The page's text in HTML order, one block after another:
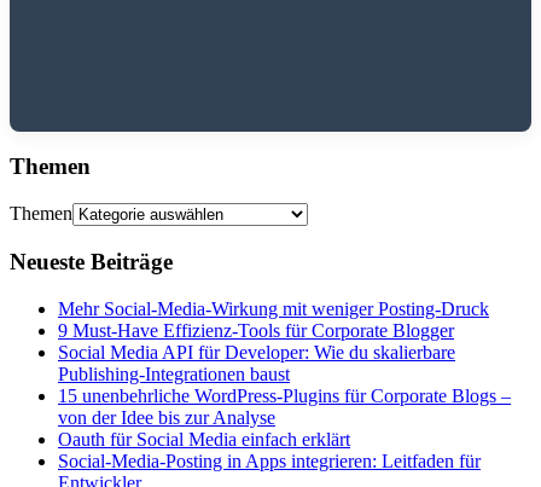
Themen
Themen
Neueste Beiträge
Mehr Social-Media-Wirkung mit weniger Posting-Druck
9 Must-Have Effizienz-Tools für Corporate Blogger
Social Media API für Developer: Wie du skalierbare
Publishing-Integrationen baust
15 unenbehrliche WordPress-Plugins für Corporate Blogs –
von der Idee bis zur Analyse
Oauth für Social Media einfach erklärt
Social-Media-Posting in Apps integrieren: Leitfaden für
Entwickler